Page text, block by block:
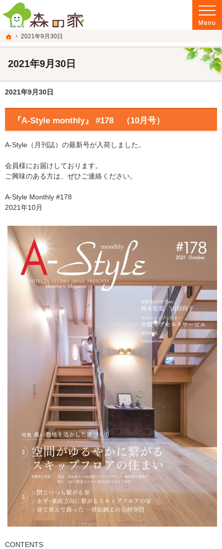
ホーム
2021年9月30日
2021年9月30日
富山県南砺市の注文住宅・新築戸建てを手がける建設会社なら当社へ。
富山県南砺市の新築・注文住宅・新築戸建てを手がける建設会社なら森の家
2021年9月30日
『A-Style monthly』 #178 （10月号）
A-Style（月刊誌）の最新号が入荷しました。
会員様にお届けしております。
ご興味のある方は、ぜひご連絡ください。
A-Style Monthly #178
2021年10月
CONTENTS